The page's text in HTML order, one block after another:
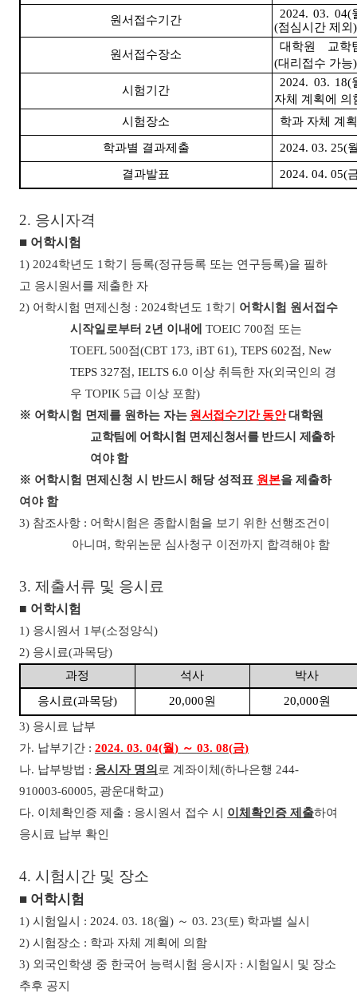
원서접수기간 2024. 03. 04(
(점심시간 제외 )
원서접수장소
대학원 교학
(대리접수 가능)
시험기간
2024. 03. 18(
자체 계획에 의
시험장소
학과 자체 계
학과별 결과제출 2024. 03. 25(
결과발표 2024. 04. 05(
2. 응시자격
■ 어학시험
1) 2024학년도 1 학기 등록(정규등록 또는 연구등록)을 필하
고 응시원서를 제출한 자
2) 어학시험 면제신청 : 2024학년도 1 학기 어학시험 원서접수
시작일로부터 2년 이내에 TOEIC 700점 또는
TOEFL 500점(CBT 173, iBT 61), TEPS 602점, New
TEPS 327점, IELTS 6.0 이상 취득한 자(외국인의 경
우 TOPIK 5급 이상 포함)
※ 어학시험 면제를 원하는 자는 원서접수기간 동안 대학원
교학팀에 어학시험 면제신청서를 반드시 제출하
여야 함
※ 어학시험 면제신청 시 반드시 해당 성적표 원본을 제출하
여야 함
3) 참조사항 : 어학시험은 종합시험을 보기 위한 선행조건이
아니며 , 학위논문 심사청구 이전까지 합격해야 함
3. 제출서류 및 응시료
■ 어학시험
1) 응시원서 1 부(소정양식)
2) 응시료(과목당)
과정
석사
박사
응시료(과목당) 20,000원 20,000원
3) 응시료 납부
가. 납부기간 : 2024. 03. 04(월) ～ 03. 08(금)
나. 납부방법 : 응시자 명의 로 계좌이체 (하나은행 244-
910003-60005, 광운대학교)
다. 이체확인증 제출 : 응시원서 접수 시 이체확인증 제출하여
응시료 납부 확인
4. 시험시간 및 장소
■ 어학시험
1) 시험일시 : 2024. 03. 18(월) ～ 03. 23(토) 학과별 실시
2) 시험장소 : 학과 자체 계획에 의함
3) 외국인학생 중 한국어 능력시험 응시자 : 시험일시 및 장소
추후 공지